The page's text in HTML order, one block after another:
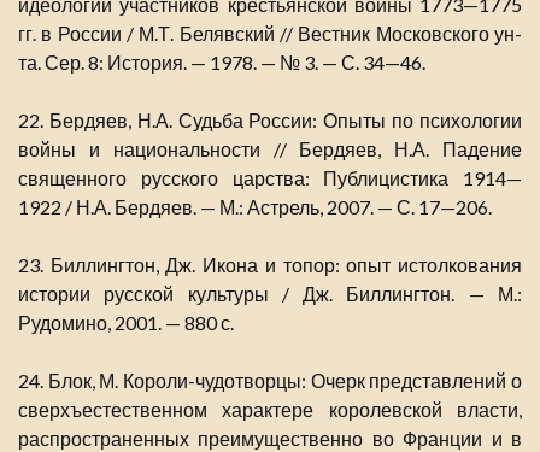
гг. в России / М.Т. Белявский // Вестник Московского ун-
та. Сер. 8: История. — 1978. — № 3. — С. 34—46.
22. Бердяев, Н.А. Судьба России: Опыты по психологии
войны и национальности // Бердяев, Н.А. Падение
священного русского царства: Публицистика 1914—
1922 / Н.А. Бердяев. — М.: Астрель, 2007. — С. 17—206.
23. Биллингтон, Дж. Икона и топор: опыт истолкования
истории русской культуры / Дж. Биллингтон. — М.:
Рудомино, 2001. — 880 с.
24. Блок, М. Короли-чудотворцы: Очерк представлений о
сверхъестественном характере королевской власти,
распространенных преимущественно во Франции и в